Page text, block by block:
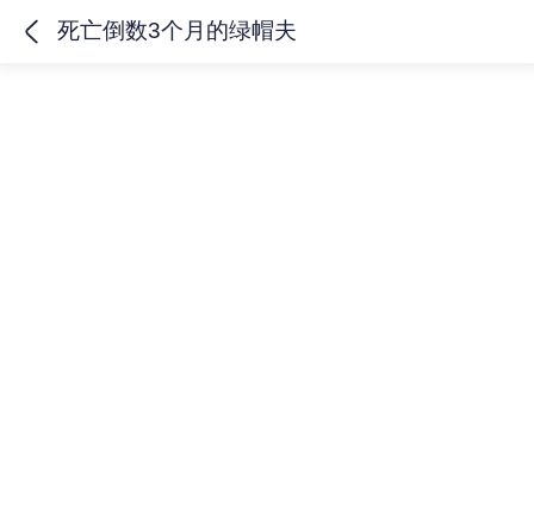
死亡倒数3个月的绿帽夫